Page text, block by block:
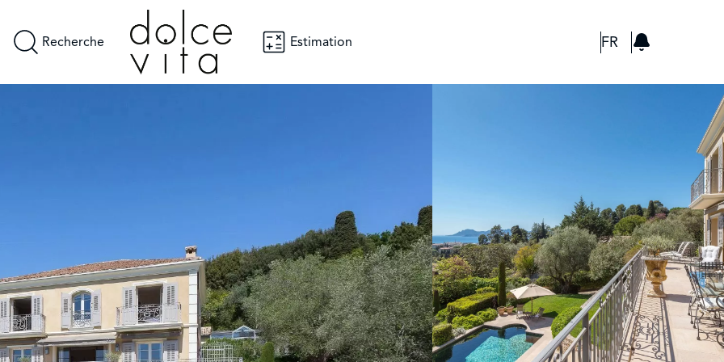
Recherche Estimation FR